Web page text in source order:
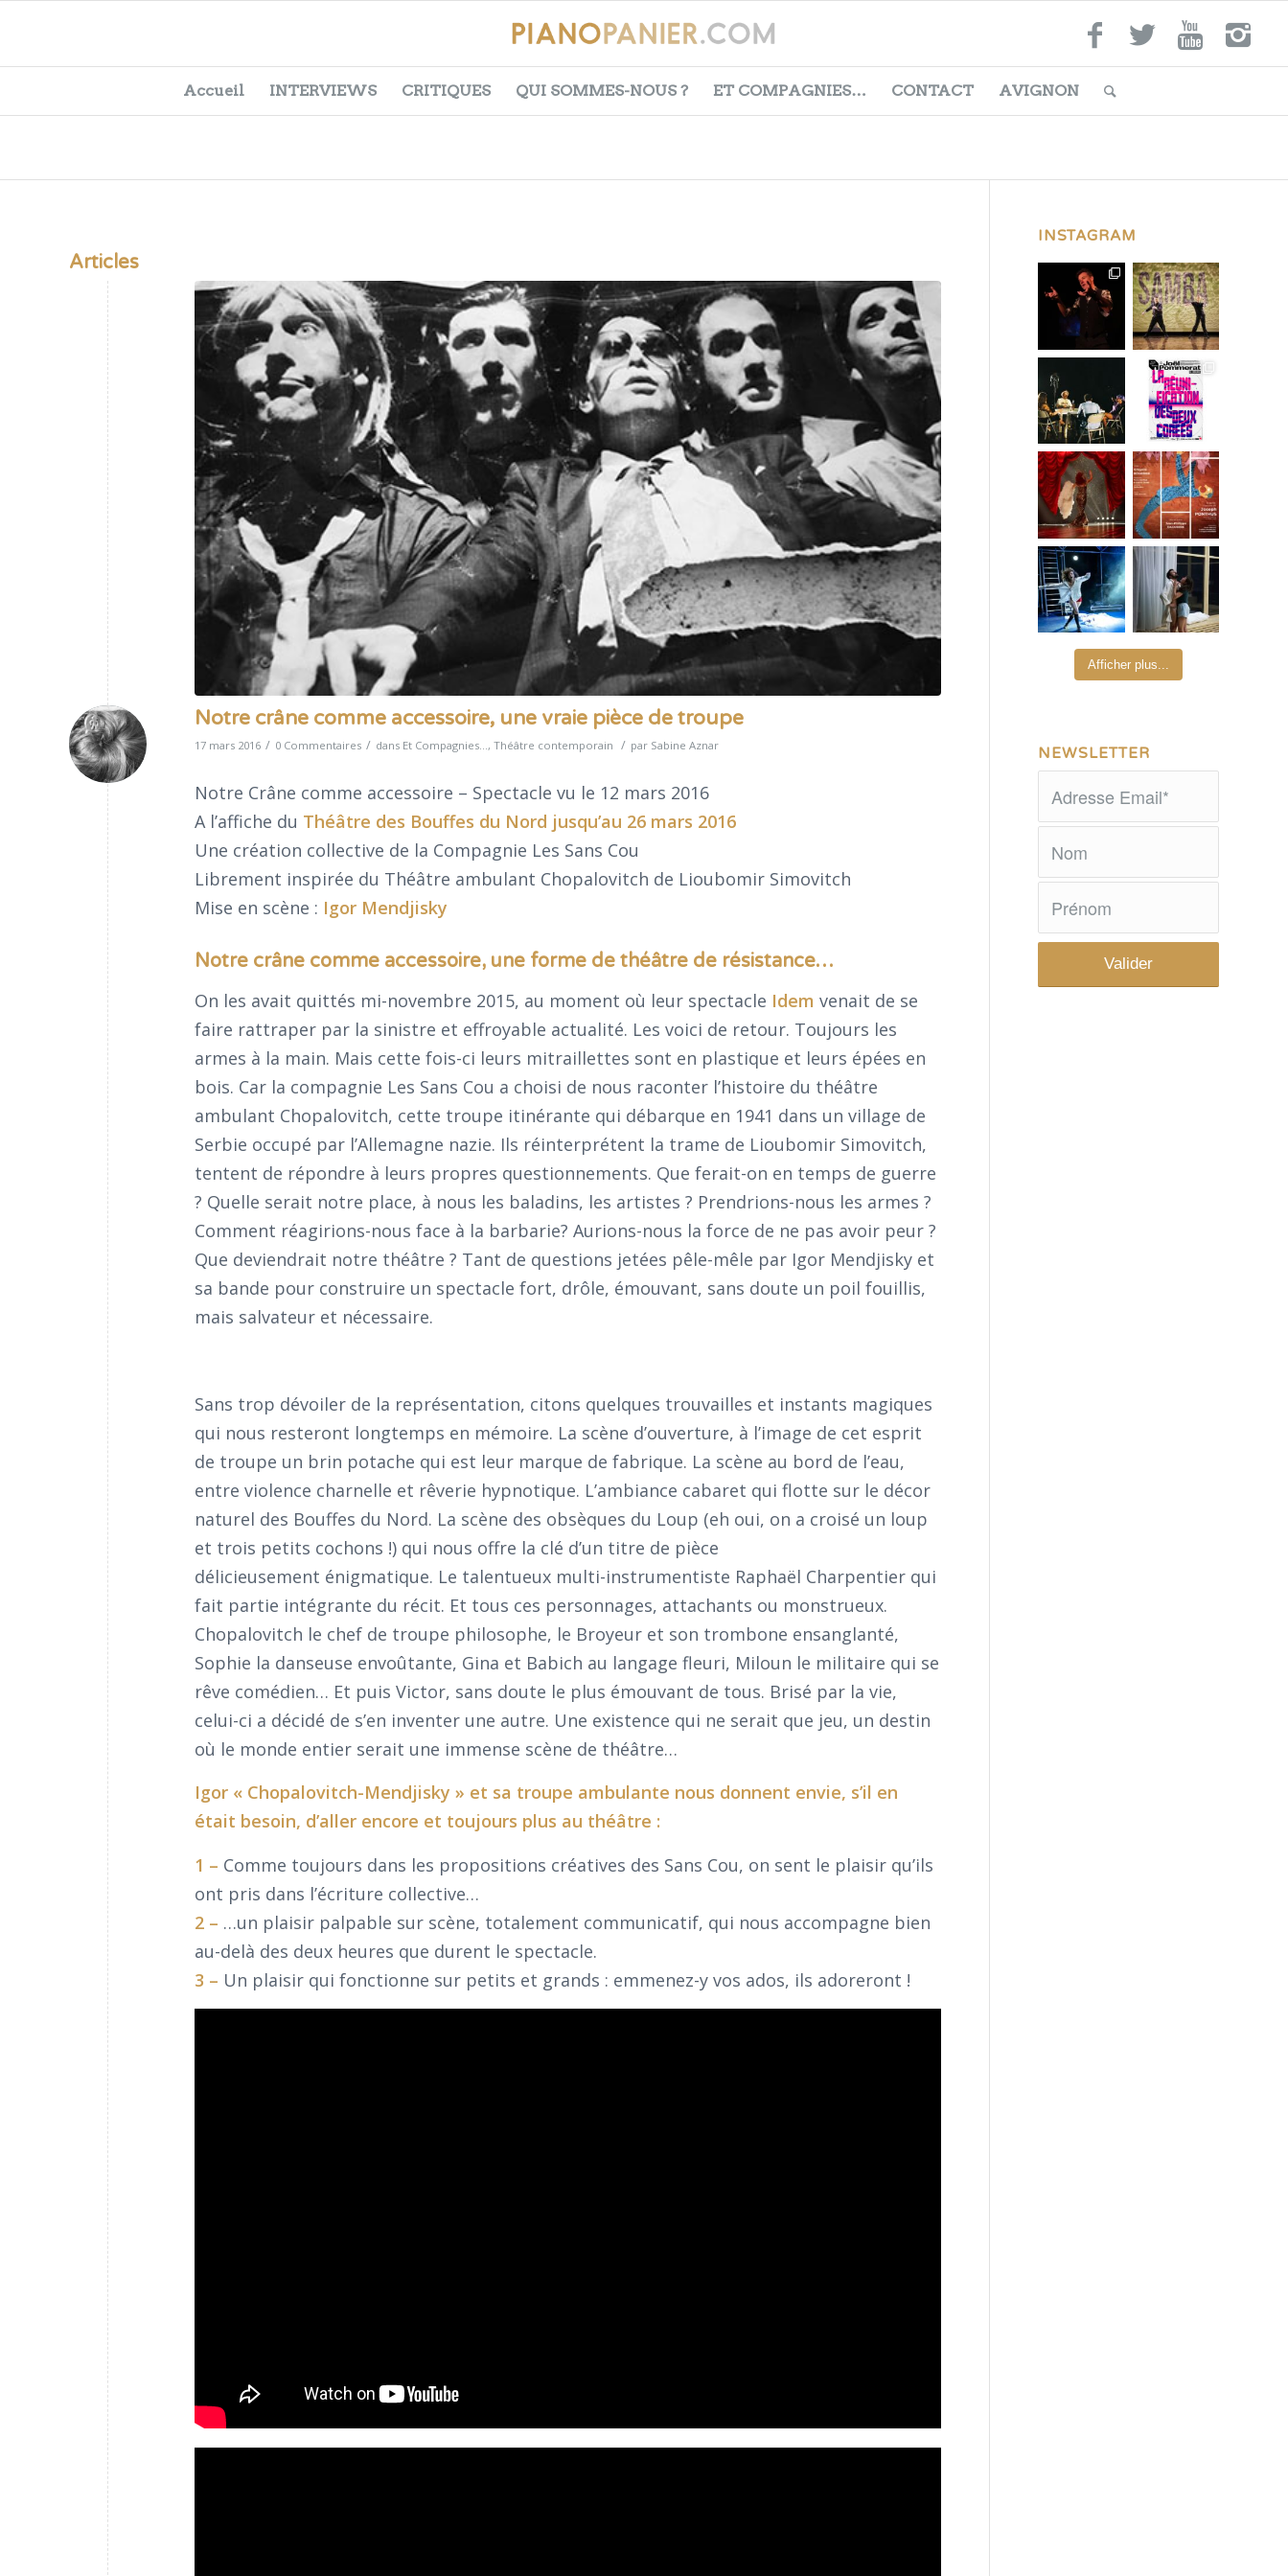
Accueil INTERVIEWS CRITIQUES QUI SOMMES-NOUS ? ET COMPAGNIES… CONTACT AVIGNON
Articles
Notre crâne comme accessoire, une vraie pièce de troupe
17 mars 2016 / 0 Commentaires / dans Et Compagnies... , Théâtre contemporain / par Sabine Aznar
Notre Crâne comme accessoire – Spectacle vu le 12 mars 2016
A l’affiche du Théâtre des Bouffes du Nord jusqu’au 26 mars 2016
Une création collective de la Compagnie Les Sans Cou
Librement inspirée du Théâtre ambulant Chopalovitch de Lioubomir Simovitch
Mise en scène : Igor Mendjisky
Notre crâne comme accessoire, une forme de théâtre de résistance…
On les avait quittés mi-novembre 2015, au moment où leur spectacle Idem venait de se
faire rattraper par la sinistre et effroyable actualité. Les voici de retour. Toujours les
armes à la main. Mais cette fois-ci leurs mitraillettes sont en plastique et leurs épées en
bois. Car la compagnie Les Sans Cou a choisi de nous raconter l’histoire du théâtre
ambulant Chopalovitch, cette troupe itinérante qui débarque en 1941 dans un village de
Serbie occupé par l’Allemagne nazie. Ils réinterprétent la trame de Lioubomir Simovitch,
tentent de répondre à leurs propres questionnements. Que ferait-on en temps de guerre
? Quelle serait notre place, à nous les baladins, les artistes ? Prendrions-nous les armes ?
Comment réagirions-nous face à la barbarie? Aurions-nous la force de ne pas avoir peur ?
Que deviendrait notre théâtre ? Tant de questions jetées pêle-mêle par Igor Mendjisky et
sa bande pour construire un spectacle fort, drôle, émouvant, sans doute un poil fouillis,
mais salvateur et nécessaire.
Sans trop dévoiler de la représentation, citons quelques trouvailles et instants magiques
qui nous resteront longtemps en mémoire. La scène d’ouverture, à l’image de cet esprit
de troupe un brin potache qui est leur marque de fabrique. La scène au bord de l’eau,
entre violence charnelle et rêverie hypnotique. L’ambiance cabaret qui flotte sur le décor
naturel des Bouffes du Nord. La scène des obsèques du Loup (eh oui, on a croisé un loup
et trois petits cochons !) qui nous offre la clé d’un titre de pièce
délicieusement énigmatique. Le talentueux multi-instrumentiste Raphaël Charpentier qui
fait partie intégrante du récit. Et tous ces personnages, attachants ou monstrueux.
Chopalovitch le chef de troupe philosophe, le Broyeur et son trombone ensanglanté,
Sophie la danseuse envoûtante, Gina et Babich au langage fleuri, Miloun le militaire qui se
rêve comédien… Et puis Victor, sans doute le plus émouvant de tous. Brisé par la vie,
celui-ci a décidé de s’en inventer une autre. Une existence qui ne serait que jeu, un destin
où le monde entier serait une immense scène de théâtre…
Igor « Chopalovitch-Mendjisky » et sa troupe ambulante nous donnent envie, s’il en
était besoin, d’aller encore et toujours plus au théâtre :
1 – Comme toujours dans les propositions créatives des Sans Cou, on sent le plaisir qu’ils
ont pris dans l’écriture collective…
2 – …un plaisir palpable sur scène, totalement communicatif, qui nous accompagne bien
au-delà des deux heures que durent le spectacle.
3 – Un plaisir qui fonctionne sur petits et grands : emmenez-y vos ados, ils adoreront !
INSTAGRAM
Afficher plus...
NEWSLETTER